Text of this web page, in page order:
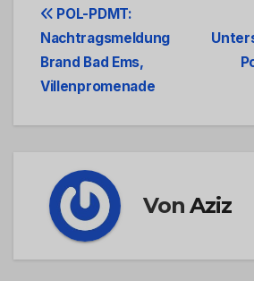
Beitrags-
Navigation
POL-PDMT:
Nachtragsmeldung
Brand Bad Ems,
Villenpromenade
VonAziz